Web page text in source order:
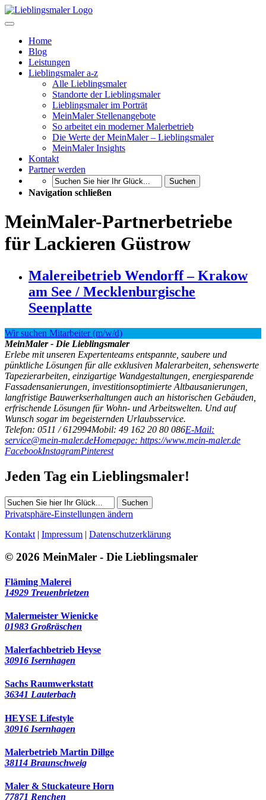
Home
Blog
Leistungen
Lieblingsmaler a-z
Alle Lieblingsmaler
Standorte der Lieblingsmaler
Lieblingsmaler im Porträt
MeinMaler Stellenangebote
So arbeitet ein moderner Malerbetrieb
Die Werte der MeinMaler – Lieblingsmaler
MeinMaler Insights
Kontakt
Partner werden
Suchen
Navigation schließen
MeinMaler-Partnerbetriebe
für Lackieren Güstrow
Malereibetrieb Wendorff – Krakow
am See / Mecklenburgische
Seenplatte
Wir suchen Mitarbeiter (m/w/d)
MeinMaler - Die Lieblingsmaler
Erlebe mit unseren Expertenteams entspannte, saubere und
pünktliche Lösungen für alle exklusiven Malerarbeiten, sehenswerte
Tapezierarbeiten, einzigartige Wandgestaltungen, energiesparende
Fassadensanierungen, investitionsoptimierte Altbausanierungen,
langfristige Bauwerkserhaltungen auch an historischen Gebäuden,
erfrischende Lösungen für Wohn- und Arbeitswelten. Und auf
Wunsch sogar im begeisternden Urlaubsservice.
Telefon: 0511 / 612994Mobil: 49 162 20 80 086E-Mail:
service@mein-maler.deHomepage: https://www.mein-maler.de
FacebookInstagramPinterest
Jeden Tag ein Lieblingsmaler!
Suchen
Privatsphäre-Einstellungen ändern
Kontakt | Impressum | Datenschutzerklärung
© 2026 MeinMaler - Die Lieblingsmaler
Fläming Malerei
14929 Treuenbrietzen
Malermeister Wienicke
01983 Großräschen
Malerfachbetrieb Heyse
30916 Isernhagen
Sachs Raumwerkstatt
36341 Lauterbach
HEYSE Lifestyle
30916 Isernhagen
Malerbetrieb Martin Dillge
38114 Braunschweig
Maler & Stuckateure Horn
77871 Renchen